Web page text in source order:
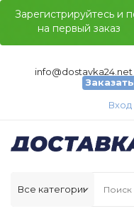
Зарегистрируйтесь и
на первый заказ
info@dostavka24.net
Вход